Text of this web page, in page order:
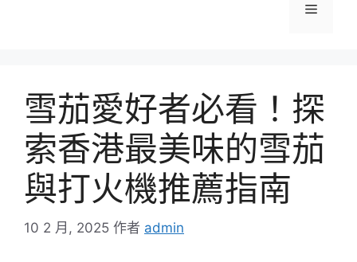
選
雪茄愛好者必看！探
索香港最美味的雪茄
與打火機推薦指南
10 2 月, 2025 作者 admin